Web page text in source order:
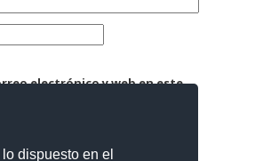
dispuesto en el
electrónico y web en este